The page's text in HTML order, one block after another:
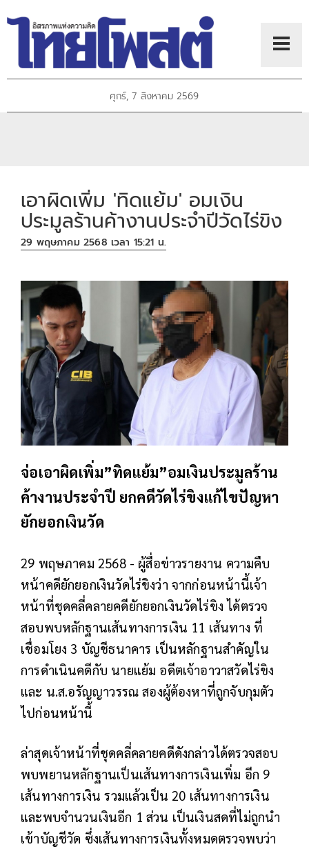
ศุกร์, 7 สิงหาคม 2569
เอาผิดเพิ่ม 'ทิดแย้ม' อมเงิน
ประมูลร้านค้างานประจำปีวัดไร่ขิง
29 พฤษภาคม 2568 เวลา 15:21 น.
จ่อเอาผิดเพิ่ม”ทิดแย้ม”อมเงินประมูลร้าน
ค้างานประจำปี ยกคดีวัดไร่ขิงแก้ไขปัญหา
ยักยอกเงินวัด
29 พฤษภาคม 2568 - ผู้สื่อข่าวรายงาน ความคืบ
หน้าคดียักยอกเงินวัดไร่ขิงว่า จากก่อนหน้านี้เจ้า
หน้าที่ชุดคลี่คลายคดียักยอกเงินวัดไร่ขิง ได้ตรวจ
สอบพบหลักฐานเส้นทางการเงิน 11 เส้นทาง ที่
เชื่อมโยง 3 บัญชีธนาคาร เป็นหลักฐานสำคัญใน
การดำเนินคดีกับ นายแย้ม อดีตเจ้าอาวาสวัดไร่ขิง
และ น.ส.อรัญญาวรรณ สองผู้ต้องหาที่ถูกจับกุมตัว
ไปก่อนหน้านี้
ล่าสุดเจ้าหน้าที่ชุดคลี่คลายคดีดังกล่าวได้ตรวจสอบ
พบพยานหลักฐานเป็นเส้นทางการเงินเพิ่ม อีก 9
เส้นทางการเงิน รวมแล้วเป็น 20 เส้นทางการเงิน
และพบจำนวนเงินอีก 1 ส่วน เป็นเงินสดที่ไม่ถูกนำ
เข้าบัญชีวัด ซึ่งเส้นทางการเงินทั้งหมดตรวจพบว่า